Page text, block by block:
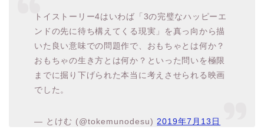
トイストーリー4はいわば「3の完璧なハッピーエ
ンドの先に待ち構えてくる現実」を真っ向から描
いた良い意味での問題作で、おもちゃとは何か？
おもちゃの生き方とは何か？といった問いを極限
までに掘り下げられた本当に考えさせられる映画
でした。
— とけむ (@tokemunodesu) 2019年7月13日